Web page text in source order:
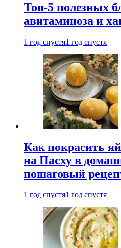
Топ-5 полезных
авитаминоза и
1 год спустя1 год спустя
Как покрасить
на Пасху в
пошаговый
1 год спустя1 год спустя